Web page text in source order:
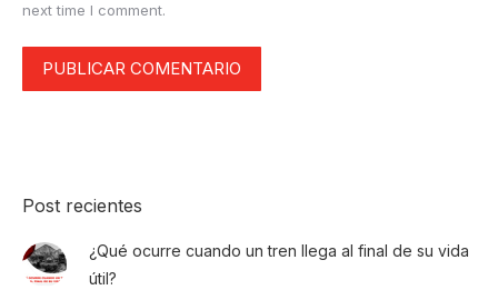
next time I comment.
PUBLICAR COMENTARIO
Post recientes
¿Qué ocurre cuando un tren llega al final de su vida
útil?